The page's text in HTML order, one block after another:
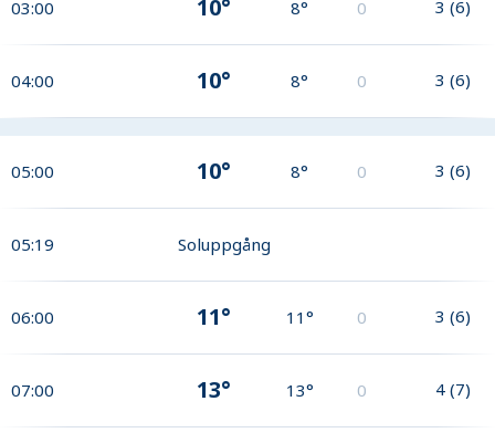
03:00 10° 8° 0 3 (6)
04:00 10° 8° 0 3 (6)
05:00 10° 8° 0 3 (6)
05:19 Soluppgång
06:00 11° 11° 0 3 (6)
07:00 13° 13° 0 4 (7)